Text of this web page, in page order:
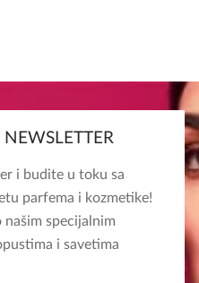
NEWSLETTER
i budite u toku sa
parfema i kozmetike!
našim specijalnim
i savetima